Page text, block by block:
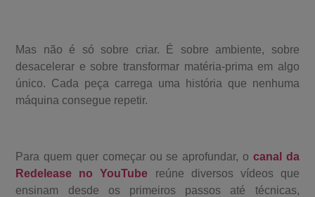
Mas não é só sobre criar. É sobre ambiente, sobre
desacelerar e sobre transformar matéria-prima em algo
único. Cada peça carrega uma história que nenhuma
máquina consegue repetir.
Para quem quer começar ou se aprofundar, o canal da
Redelease no YouTube reúne diversos vídeos que
ensinam desde os primeiros passos até técnicas,